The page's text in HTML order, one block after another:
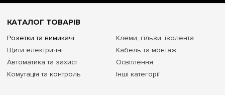
КАТАЛОГ ТОВАРІВ
Розетки та вимикачі
Щити електричні
Автоматика та захист
Комутація та контроль
Клеми, гільзи, ізолента
Кабель та монтаж
Освітлення
Інші категорії